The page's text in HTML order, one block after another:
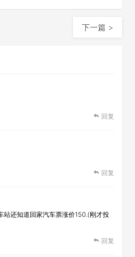
下一篇 >
回复
回复
还知道回家汽车票涨价150.(刚才投
回复